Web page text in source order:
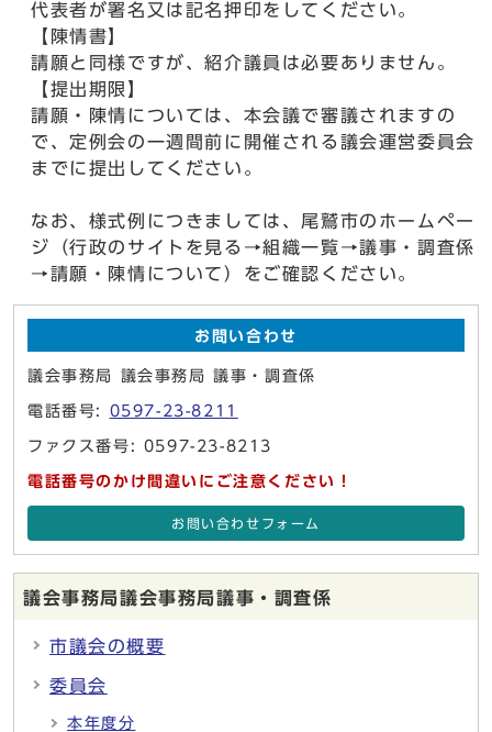
代表者が署名又は記名押印をしてください。
【陳情書】
請願と同様ですが、紹介議員は必要ありません。
【提出期限】
請願・陳情については、本会議で審議されますの
で、定例会の一週間前に開催される議会運営委員会
までに提出してください。
なお、様式例につきましては、尾鷲市のホームペー
ジ（行政のサイトを見る→組織一覧→議事・調査係
→請願・陳情について）をご確認ください。
お問い合わせ
議会事務局 議会事務局 議事・調査係
電話番号: 0597-23-8211
ファクス番号: 0597-23-8213
電話番号のかけ間違いにご注意ください！
お問い合わせフォーム
議会事務局議会事務局議事・調査係
市議会の概要
委員会
本年度分